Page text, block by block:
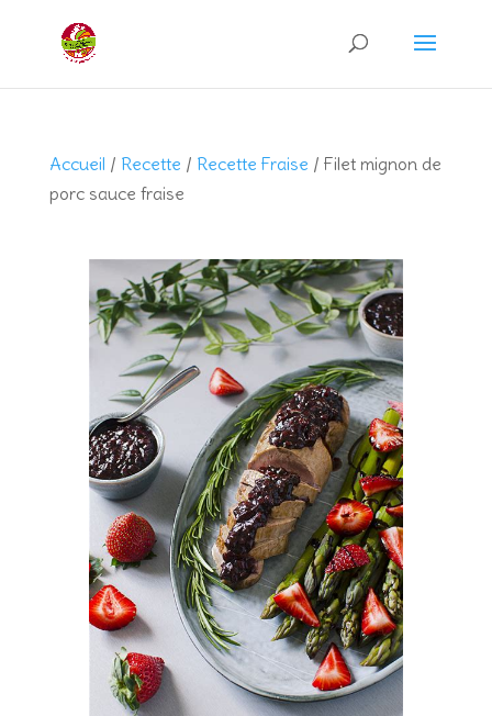
Recherche
produits
Accueil / Recette / Recette Fraise / Filet mignon de
porc sauce fraise